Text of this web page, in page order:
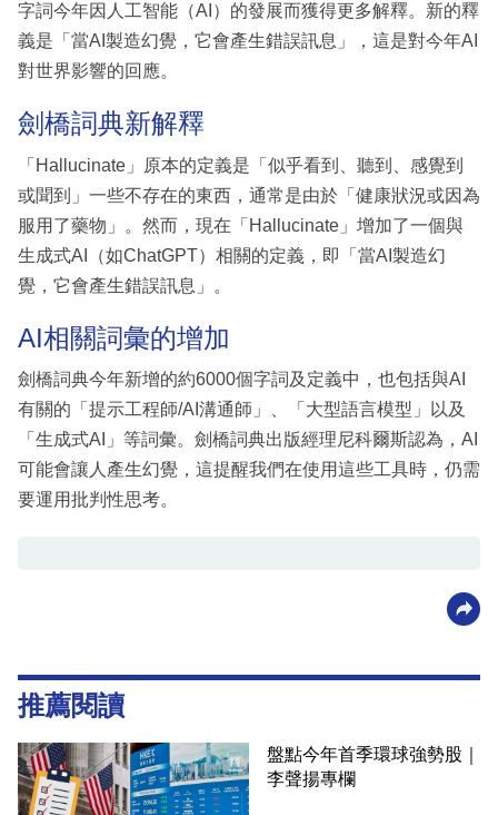
字詞今年因人工智能（AI）的發展而獲得更多解釋。新的釋
義是「當AI製造幻覺，它會產生錯誤訊息」，這是對今年AI
對世界影響的回應。
劍橋詞典新解釋
「Hallucinate」原本的定義是「似乎看到、聽到、感覺到
或聞到」一些不存在的東西，通常是由於「健康狀況或因為
服用了藥物」。然而，現在「Hallucinate」增加了一個與
生成式AI（如ChatGPT）相關的定義，即「當AI製造幻
覺，它會產生錯誤訊息」。
AI相關詞彙的增加
劍橋詞典今年新增的約6000個字詞及定義中，也包括與AI
有關的「提示工程師/AI溝通師」、「大型語言模型」以及
「生成式AI」等詞彙。劍橋詞典出版經理尼科爾斯認為，AI
可能會讓人產生幻覺，這提醒我們在使用這些工具時，仍需
要運用批判性思考。
推薦閱讀
盤點今年首季環球強勢股｜
李聲揚專欄